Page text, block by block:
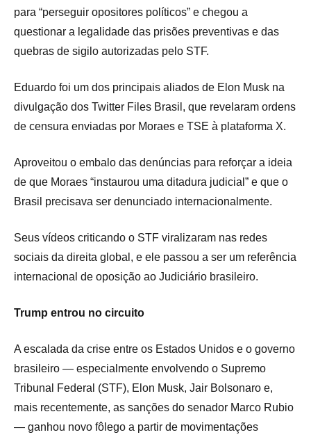
para “perseguir opositores políticos” e chegou a
questionar a legalidade das prisões preventivas e das
quebras de sigilo autorizadas pelo STF.
Eduardo foi um dos principais aliados de Elon Musk na
divulgação dos Twitter Files Brasil, que revelaram ordens
de censura enviadas por Moraes e TSE à plataforma X.
Aproveitou o embalo das denúncias para reforçar a ideia
de que Moraes “instaurou uma ditadura judicial” e que o
Brasil precisava ser denunciado internacionalmente.
Seus vídeos criticando o STF viralizaram nas redes
sociais da direita global, e ele passou a ser um referência
internacional de oposição ao Judiciário brasileiro.
Trump entrou no circuito
A escalada da crise entre os Estados Unidos e o governo
brasileiro — especialmente envolvendo o Supremo
Tribunal Federal (STF), Elon Musk, Jair Bolsonaro e,
mais recentemente, as sanções do senador Marco Rubio
— ganhou novo fôlego a partir de movimentações